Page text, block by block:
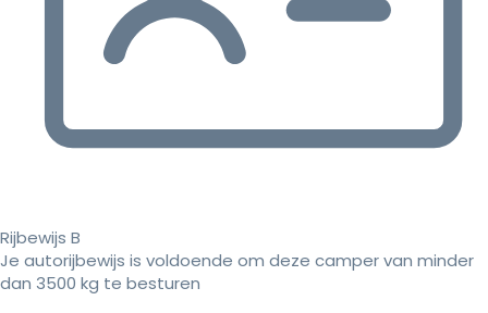
Rijbewijs B
Je autorijbewijs is voldoende om deze camper van minder
dan 3500 kg te besturen